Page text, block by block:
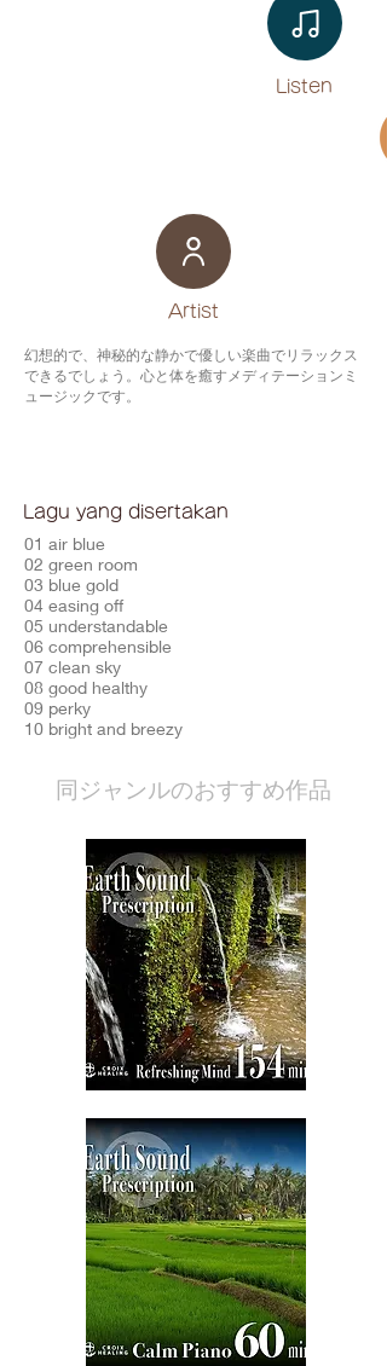
Listen​
​Artist
幻想的で、神秘的な静かで優しい楽曲でリラックス
できるでしょう。心と体を癒すメディテーションミ
ュージックです。
Lagu yang disertakan
01 air blue
02 green room
03 blue gold
04 easing off
05 understandable
06 comprehensible
07 clean sky
08 good healthy
09 perky
10 bright and breezy
​同ジャンルのおすすめ作品